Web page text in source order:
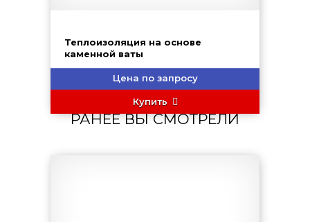
Теплоизоляция на основе
каменной ваты
Цена по запросу
Купить
РАНЕЕ ВЫ СМОТРЕЛИ